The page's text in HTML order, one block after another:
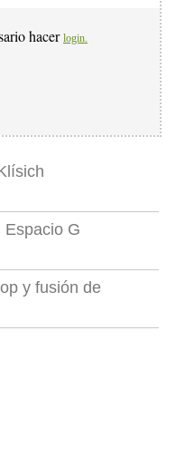
hacer login.
Espacio G
y fusión de